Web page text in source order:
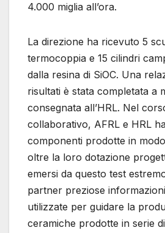
4.000 miglia all’ora.
La direzione ha ricevuto 5
termocoppia e 15 cilindri
dalla resina di SiOC. Una
risultati è stata completata a
consegnata all’HRL. Nel
collaborativo, AFRL e HRL
componenti prodotte in
oltre la loro dotazione
emersi da questo test
partner preziose
utilizzate per guidare la
ceramiche prodotte in serie